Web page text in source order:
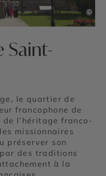
©
Saint-
le quartier de
francophone de
l’héritage franco-
missionnaires
préserver son
des traditions
à la